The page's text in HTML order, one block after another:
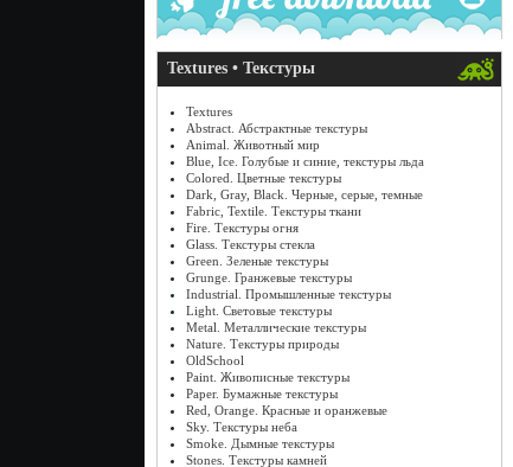
Textures • Текстуры
Textures
Abstract. Абстрактные текстуры
Animal. Животный мир
Blue, Ice. Голубые и синие, текстуры льда
Colored. Цветные текстуры
Dark, Gray, Black. Черные, серые, темные
Fabric, Textile. Текстуры ткани
Fire. Текстуры огня
Glass. Текстуры стекла
Green. Зеленые текстуры
Grunge. Гранжевые текстуры
Industrial. Промышленные текстуры
Light. Световые текстуры
Metal. Металлические текстуры
Nature. Текстуры природы
OldSchool
Paint. Живописные текстуры
Paper. Бумажные текстуры
Red, Orange. Красные и оранжевые
Sky. Текстуры неба
Smoke. Дымные текстуры
Stones. Текстуры камней